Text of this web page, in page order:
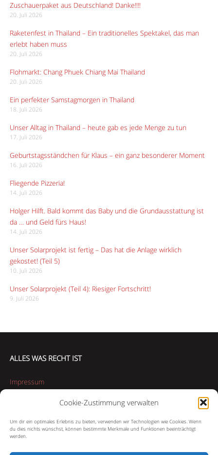
Cookie-Zustimmung verwalten
Um dir ein optimales Erlebnis zu bieten, verwenden wir Technologien wie Cookies. Wenn
du dies nichts wünschst, können bestimmte Merkmale und Funktionen beeinträchtigt
werden.
Zuschauerpaket aus Deutschland! Danke!!!!
20. Juli 2026
Raketenfest in Thailand – Ein traditionelles Spektakel, das man
erlebt haben muss
20. Juli 2026
Flohmarkt: Chang Phuek Chiang Mai Thailand
20. Juli 2026
Ein perfekter Samstagmorgen in Thailand
18. Juli 2026
Unser Alltag in Thailand – heute gab es jede Menge zu tun
17. Juli 2026
Geburtstagsständchen für Klaus – ein ganz besonderer Moment
16. Juli 2026
Fliegende Pizzeria!
14. Juli 2026
Holger Hilft. Bald kommt das Baby und die Grundausstattung ist
da … und Geld fürs Haus!
14. Juli 2026
Unser Solarprojekt ist fertig – Das hat die Anlage wirklich
gekostet! (Teil 5)
10. Juli 2026
Unser Solarprojekt (Teil 4): Riesiger Fortschritt!
9. Juli 2026
ALLES WAS RECHT IST
Impressum
Datenschutzerklärung
Cookie-Richtlinie (EU)